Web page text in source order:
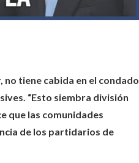
tiene cabida en el condado
“Esto siembra división
que las comunidades
de los partidarios de